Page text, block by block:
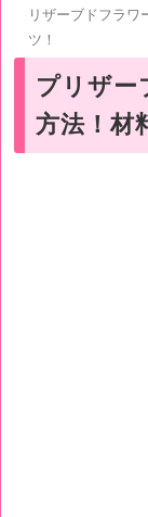
リザーブドフラワ
ツ！
プリザー
方法！材